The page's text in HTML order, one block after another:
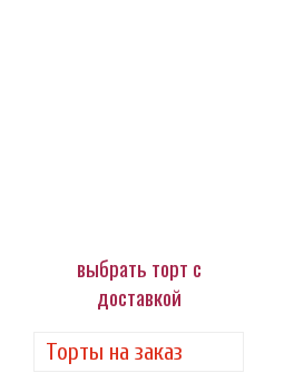
выбрать торт с
доставкой
Торты на заказ